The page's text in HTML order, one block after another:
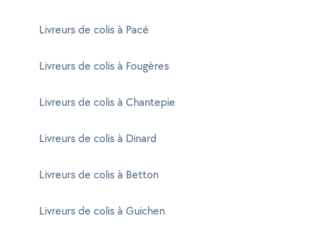
Livreurs de colis à Pacé
Livreurs de colis à Fougères
Livreurs de colis à Chantepie
Livreurs de colis à Dinard
Livreurs de colis à Betton
Livreurs de colis à Guichen